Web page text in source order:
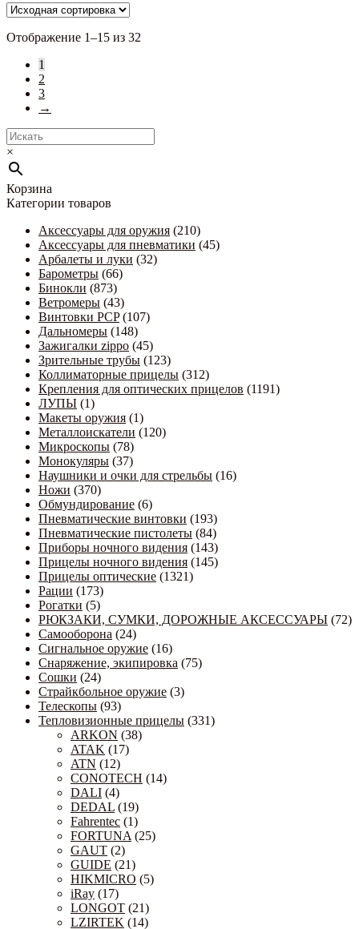
Отображение 1–15 из 32
1
2
3
→
×
Корзина
Категории товаров
Аксессуары для оружия (210)
Аксессуары для пневматики (45)
Арбалеты и луки (32)
Барометры (66)
Бинокли (873)
Ветромеры (43)
Винтовки PCP (107)
Дальномеры (148)
Зажигалки zippo (45)
Зрительные трубы (123)
Коллиматорные прицелы (312)
Крепления для оптических прицелов (1191)
ЛУПЫ (1)
Макеты оружия (1)
Металлоискатели (120)
Микроскопы (78)
Монокуляры (37)
Наушники и очки для стрельбы (16)
Ножи (370)
Обмундирование (6)
Пневматические винтовки (193)
Пневматические пистолеты (84)
Приборы ночного видения (143)
Прицелы ночного видения (145)
Прицелы оптические (1321)
Рации (173)
Рогатки (5)
РЮКЗАКИ, СУМКИ, ДОРОЖНЫЕ АКСЕССУАРЫ (72)
Самооборона (24)
Сигнальное оружие (16)
Снаряжение, экипировка (75)
Сошки (24)
Страйкбольное оружие (3)
Телескопы (93)
Тепловизионные прицелы (331)
ARKON (38)
ATAK (17)
ATN (12)
CONOTECH (14)
DALI (4)
DEDAL (19)
Fahrentec (1)
FORTUNA (25)
GAUT (2)
GUIDE (21)
HIKMICRO (5)
iRay (17)
LONGOT (21)
LZIRTEK (14)